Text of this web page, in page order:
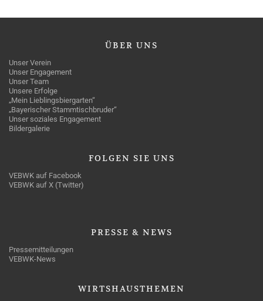
ÜBER UNS
Unser Verein
Unser Engagement
Unser Team
Unsere Erfolge
„Mein Lieblingsbiergarten“
„Bayerischer Stammtischbruder“
Unser soziales Engagement
Bildergalerie
FOLGEN SIE UNS
VEBWK auf Facebook
VEBWK auf X (Twitter)
PRESSE & NEWS
Pressemitteilungen
VEBWK-News
WIRTSHAUSTHEMEN